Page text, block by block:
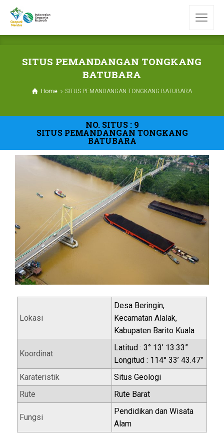
SITUS PEMANDANGAN TONGKANG
BATUBARA
Home SITUS PEMANDANGAN TONGKANG BATUBARA
NO. SITUS : 9
SITUS PEMANDANGAN TONGKANG
BATUBARA
Lokasi
Desa Beringin,
Kecamatan Alalak,
Kabupaten Barito Kuala
Koordinat
Latitud : 3° 13’ 13.33”
Longitud : 114° 33’ 43.47”
Karateristik
Situs Geologi
Rute
Rute Barat
Fungsi
Pendidikan dan Wisata
Alam